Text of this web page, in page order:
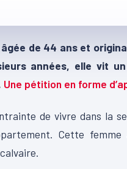
âgée de 44 ans et
années, elle vit
Une pétition en forme
de vivre dans la
Cette